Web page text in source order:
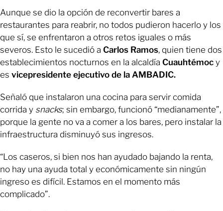
Aunque se dio la opción de reconvertir bares a
restaurantes para reabrir, no todos pudieron hacerlo y los
que sí, se enfrentaron a otros retos iguales o más
severos. Esto le sucedió a Carlos Ramos, quien tiene dos
establecimientos nocturnos en la alcaldía Cuauhtémoc y
es vicepresidente ejecutivo de la AMBADIC.
Señaló que instalaron una cocina para servir comida
corrida y snacks; sin embargo, funcionó “medianamente”,
porque la gente no va a comer a los bares, pero instalar la
infraestructura disminuyó sus ingresos.
“Los caseros, si bien nos han ayudado bajando la renta,
no hay una ayuda total y económicamente sin ningún
ingreso es difícil. Estamos en el momento más
complicado”.